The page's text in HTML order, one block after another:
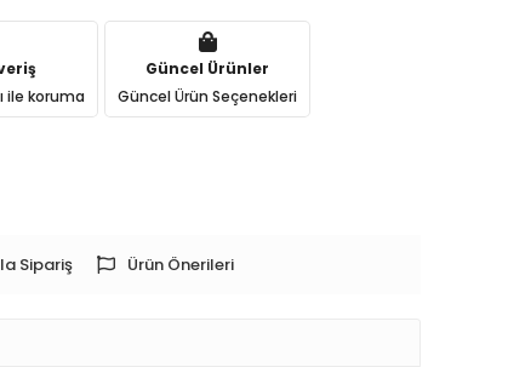
ile koruma
Güncel Ürünler
Güncel Ürün Seçenekleri
Sipariş Ürün Önerileri